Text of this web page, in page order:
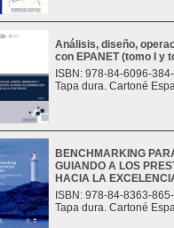
Análisis, diseño,
con EPANET (tomo I y
ISBN: 978-84-6096-
Tapa dura. Cartoné
BENCHMARKING
GUIANDO A LOS
HACIA LA
ISBN: 978-84-8363-
Tapa dura. Cartoné